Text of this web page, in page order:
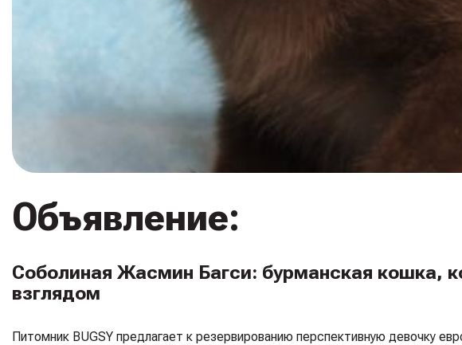
Объявление:
Соболиная Жасмин Багси: бурманская кошка,
взглядом
Питомник BUGSY предлагает к резервированию перспективную девочку